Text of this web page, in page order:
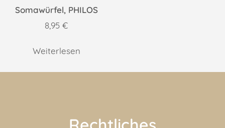
Somawürfel, PHILOS
8,95 €
Weiterlesen